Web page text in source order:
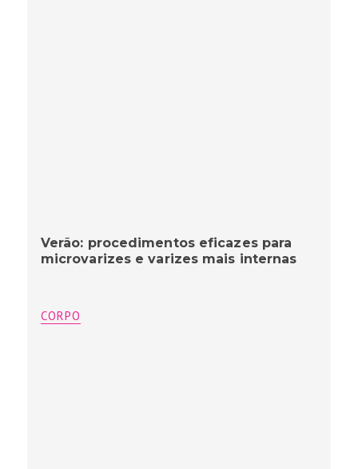
Verão: procedimentos eficazes para
microvarizes e varizes mais internas
CORPO